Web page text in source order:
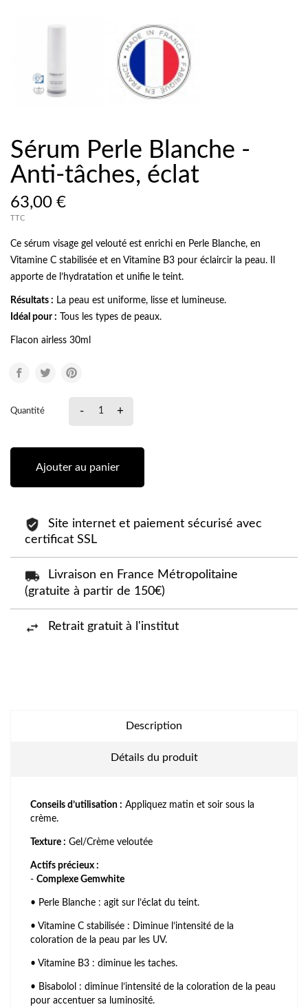
Sérum Perle Blanche -
Anti-tâches, éclat
63,00 €
TTC
Ce sérum visage gel velouté est enrichi en Perle Blanche, en
Vitamine C stabilisée et en Vitamine B3 pour éclaircir la peau. Il
apporte de l’hydratation et unifie le teint.
Résultats : La peau est uniforme, lisse et lumineuse.
Idéal pour : Tous les types de peaux.
Flacon airless 30ml
Quantité - +
Ajouter au panier
Site internet et paiement sécurisé avec
certificat SSL
Livraison en France Métropolitaine
(gratuite à partir de 150€)
Retrait gratuit à l'institut
Description
Détails du produit
Conseils d’utilisation : Appliquez matin et soir sous la
crème.
Texture : Gel/Crème veloutée
Actifs précieux :
- Complexe Gemwhite
• Perle Blanche : agit sur l’éclat du teint.
• Vitamine C stabilisée : Diminue l’intensité de la
coloration de la peau par les UV.
• Vitamine B3 : diminue les taches.
• Bisabolol : diminue l’intensité de la coloration de la peau
pour accentuer sa luminosité.